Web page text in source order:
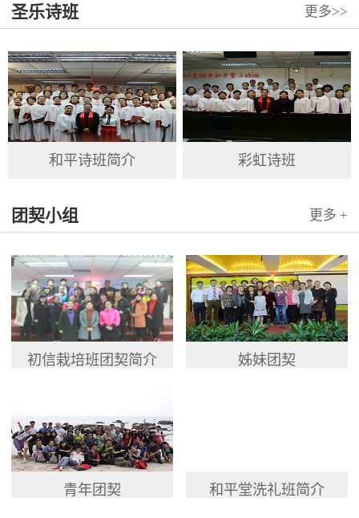
况比较复杂。基督教和平堂自11
月19日起，执行实施“双暂停”
圣乐诗班 更多>>
和平诗班简介 彩虹诗班
团契小组 更多 +
初信栽培班团契简介 姊妹团契
青年团契 和平堂洗礼班简介